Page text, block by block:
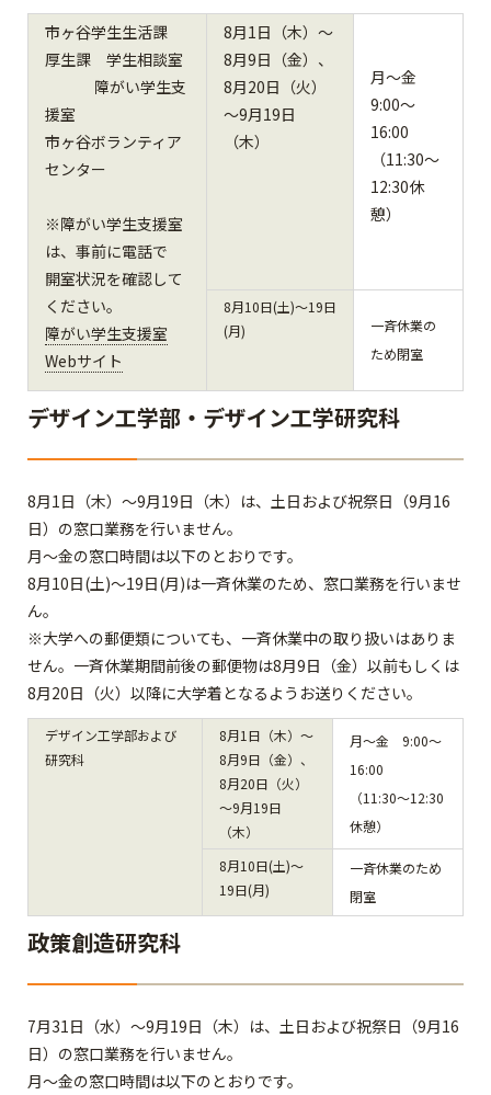
市ヶ谷学生生活課
厚生課 学生相談室
障がい学生支
援室
市ヶ谷ボランティア
センター
※障がい学生支援室
は、事前に電話で
開室状況を確認して
ください。
障がい学生支援室
Webサイト
8月1日（木）～
8月9日（金）、
8月20日（火）
～9月19日
（木）
月～金
9:00～
16:00
（11:30～
12:30休
憩）
8月10日(土)～19日
(月)
一斉休業の
ため閉室
デザイン工学部・デザイン工学研究科
8月1日（木）～9月19日（木）は、土日および祝祭日（9月16
日）の窓口業務を行いません。
月～金の窓口時間は以下のとおりです。
8月10日(土)～19日(月)は一斉休業のため、窓口業務を行いませ
ん。
※大学への郵便類についても、一斉休業中の取り扱いはありま
せん。一斉休業期間前後の郵便物は8月9日（金）以前もしくは
8月20日（火）以降に大学着となるようお送りください。
デザイン工学部および
研究科
8月1日（木）～
8月9日（金）、
8月20日（火）
～9月19日
（木）
月～金 9:00～
16:00
（11:30～12:30
休憩）
8月10日(土)～
19日(月)
一斉休業のため
閉室
政策創造研究科
7月31日（水）～9月19日（木）は、土日および祝祭日（9月16
日）の窓口業務を行いません。
月～金の窓口時間は以下のとおりです。